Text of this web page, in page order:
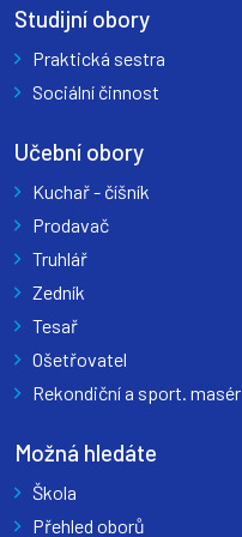
Studijní obory
Praktická sestra
Sociální činnost
Učební obory
Kuchař - číšník
Prodavač
Truhlář
Zedník
Tesař
Ošetřovatel
Rekondiční a sport. masér
Možná hledáte
Škola
Přehled oborů